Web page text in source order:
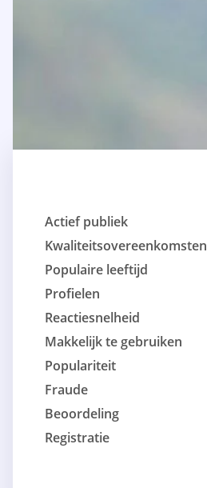
Actief publiek
Kwaliteitsovereenkomsten
Populaire leeftijd
Profielen
Reactiesnelheid
Makkelijk te gebruiken
Populariteit
Fraude
Beoordeling
Registratie